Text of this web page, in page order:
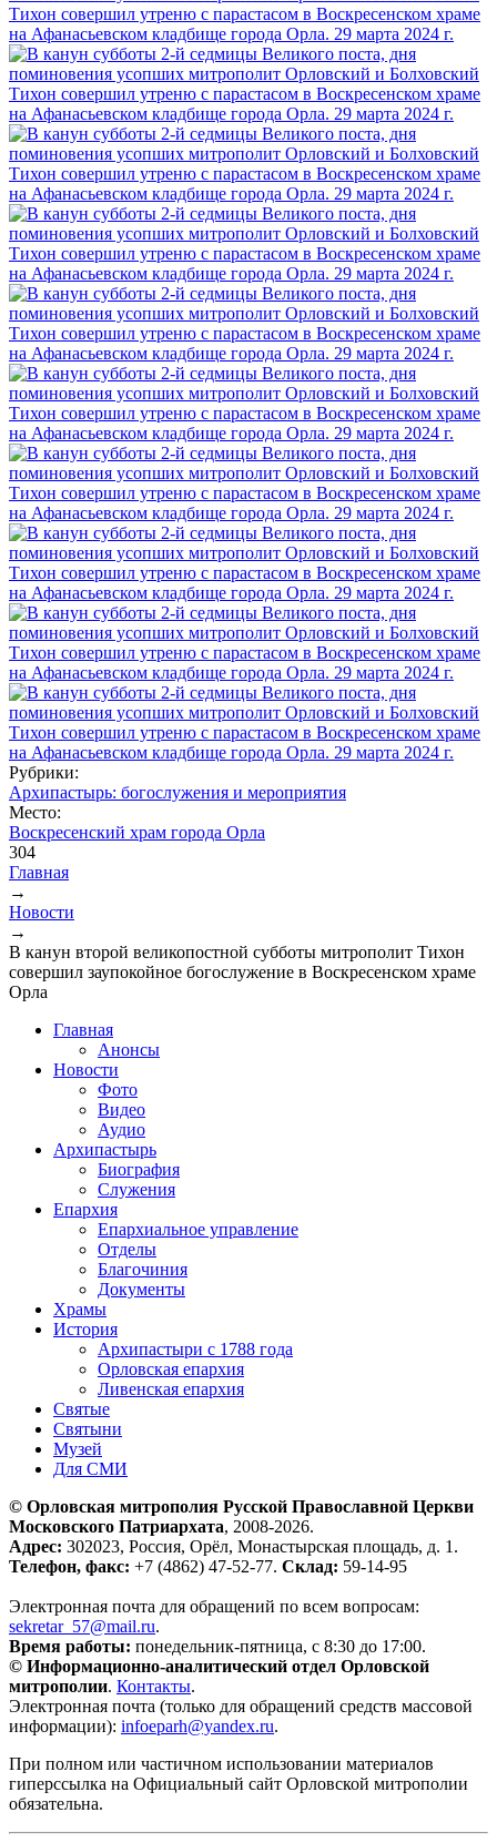
Рубрики:
Архипастырь: богослужения и мероприятия
Место:
Воскресенский храм города Орла
304
Вы здесь
Главная
→
Новости
→
В канун второй великопостной субботы митрополит Тихон
совершил заупокойное богослужение в Воскресенском храме
Орла
Главная
Анонсы
Новости
Фото
Видео
Аудио
Архипастырь
Биография
Служения
Епархия
Епархиальное управление
Отделы
Благочиния
Документы
Храмы
История
Архипастыри с 1788 года
Орловская епархия
Ливенская епархия
Святые
Святыни
Музей
Для СМИ
© Орловская митрополия Русской Православной Церкви
Московского Патриархата, 2008-2026.
Адрес: 302023, Россия, Орёл, Монастырская площадь, д. 1.
Телефон, факс: +7 (4862) 47-52-77. Склад: 59-14-95
Электронная почта для обращений по всем вопросам:
sekretar_57@mail.ru.
Время работы: понедельник-пятница, с 8:30 до 17:00.
© Информационно-аналитический отдел Орловской
митрополии. Контакты.
Электронная почта (только для обращений средств массовой
информации): infoeparh@yandex.ru.
При полном или частичном использовании материалов
гиперссылка на Официальный сайт Орловской митрополии
обязательна.